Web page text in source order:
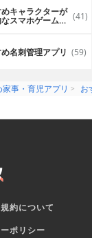
キャラクターが
スマホゲームア (41)
名刺管理アプリ (59)
家事・育児アプリ
お
約について
ポリシー